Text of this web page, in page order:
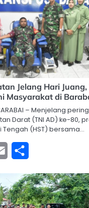
Jelang Hari Juang,
Masyarakat di
– Menjelang
Darat (TNI AD) ke-80,
Tengah (HST) bersama…
Email